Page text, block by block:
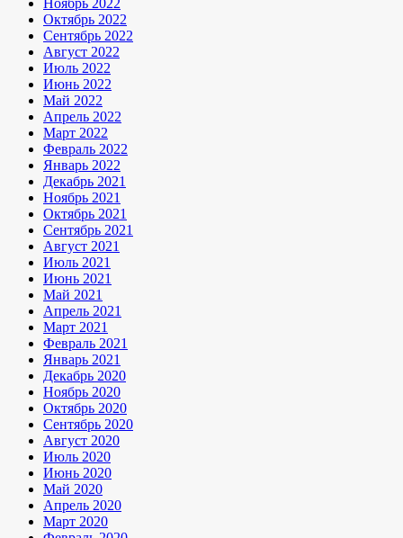
Октябрь 2022
Сентябрь 2022
Август 2022
Июль 2022
Июнь 2022
Май 2022
Апрель 2022
Март 2022
Февраль 2022
Январь 2022
Декабрь 2021
Ноябрь 2021
Октябрь 2021
Сентябрь 2021
Август 2021
Июль 2021
Июнь 2021
Май 2021
Апрель 2021
Март 2021
Февраль 2021
Январь 2021
Декабрь 2020
Ноябрь 2020
Октябрь 2020
Сентябрь 2020
Август 2020
Июль 2020
Июнь 2020
Май 2020
Апрель 2020
Март 2020